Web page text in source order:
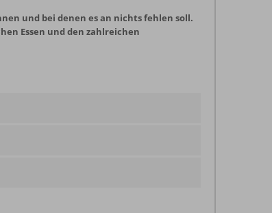
und bei denen es an nichts fehlen soll.
Essen und den zahlreichen